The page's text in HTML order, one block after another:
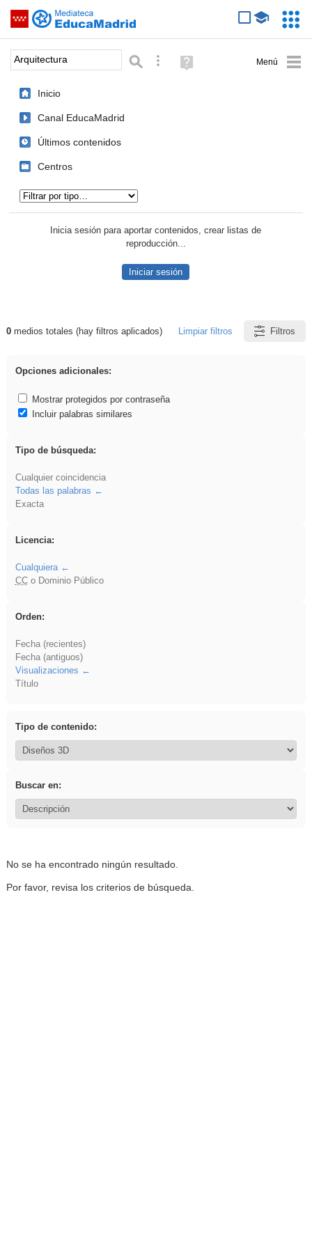
Saltar navegación
Palabra o frase: Búsqueda avanzada
Ayuda
(en
Inicio
Canal EducaMadrid
Últimos contenidos
Centros
Inicia sesión para aportar contenidos, crear listas de
reproducción...
Iniciar sesión
Resultados de: Arquitectura
0medios totales (hay filtros aplicados) Limpiar filtros Filtros
Opciones adicionales:
Mostrar protegidos por contraseña
Incluir palabras similares
Tipo de búsqueda:
Cualquier coincidencia
Todas las palabras
Exacta
Licencia:
Cualquiera
CCo Dominio Público
Orden:
Fecha (recientes)
Fecha (antiguos)
Visualizaciones
Título
Tipo de contenido:
Buscar en:
No se ha encontrado ningún resultado.
Por favor, revisa los criterios de búsqueda.